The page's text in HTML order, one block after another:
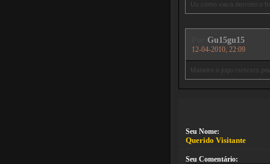
Uu como vaca derrotei o
Gu15gu15
12-04-2010, 22:09
Maneiro o jogo rsrsrsrs
Seu Nome:
Querido Visitante
Seu Comentário: